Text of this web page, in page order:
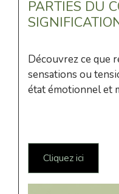
PARTIES DU
Découvrez ce que
sensations ou
état émotionnel et
Cliquez ici